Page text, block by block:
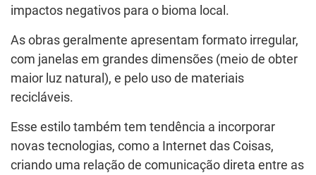
impactos negativos para o bioma local.
As obras geralmente apresentam formato irregular,
com janelas em grandes dimensões (meio de obter
maior luz natural), e pelo uso de materiais
recicláveis.
Esse estilo também tem tendência a incorporar
novas tecnologias, como a Internet das Coisas,
criando uma relação de comunicação direta entre as